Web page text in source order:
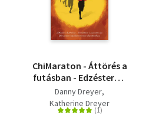
ChiMaraton - Áttörés a
futásban - Edzésterv a
maraton és
félmaraton
fájdalommentes
Danny Dreyer
Katherine Dreyer